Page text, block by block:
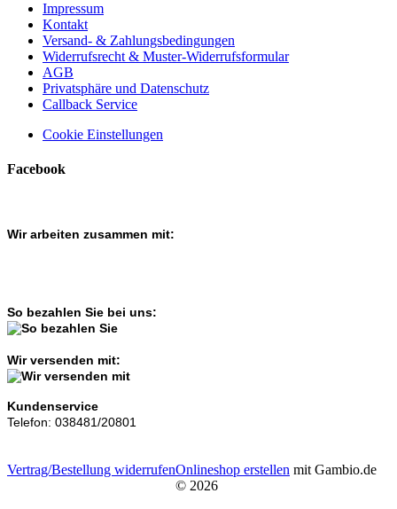
Impressum
Kontakt
Versand- & Zahlungsbedingungen
Widerrufsrecht & Muster-Widerrufsformular
AGB
Privatsphäre und Datenschutz
Callback Service
Cookie Einstellungen
Facebook
Wir arbeiten zusammen mit:
So bezahlen Sie bei uns:
Wir versenden mit:
Kundenservice
Telefon: 038481/20801
Vertrag/Bestellung widerrufenOnlineshop erstellen mit Gambio.de
© 2026